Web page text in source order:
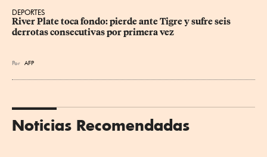
DEPORTES
River Plate toca fondo: pierde ante Tigre y sufre seis
derrotas consecutivas por primera vez
Por AFP
Noticias Recomendadas